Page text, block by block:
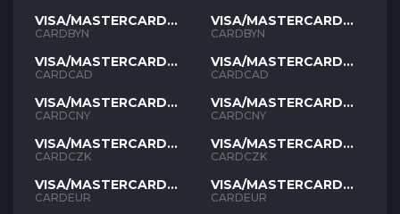
VISA/MASTERCARD
BYN
CARDBYN
VISA/MASTERCARD
CAD
CARDCAD
VISA/MASTERCARD
CNY
CARDCNY
VISA/MASTERCARD
CZK
CARDCZK
VISA/MASTERCARD
EUR
CARDEUR
VISA/MASTERCARD
BYN
CARDBYN
VISA/MASTERCARD
CAD
CARDCAD
VISA/MASTERCARD
CNY
CARDCNY
VISA/MASTERCARD
CZK
CARDCZK
VISA/MASTERCARD
EUR
CARDEUR